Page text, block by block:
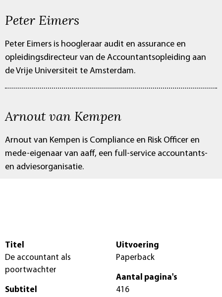
Peter Eimers
Peter Eimers is hoogleraar audit en assurance en
opleidingsdirecteur van de Accountantsopleiding aan
de Vrije Universiteit te Amsterdam.
Arnout van Kempen
Arnout van Kempen is Compliance en Risk Officer en
mede-eigenaar van aaff, een full-service accountants-
en adviesorganisatie.
Titel
De accountant als
poortwachter
Subtitel
Uitvoering
Paperback
Aantal pagina's
416